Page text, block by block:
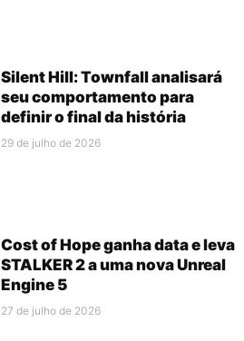
Silent Hill: Townfall analisará
seu comportamento para
definir o final da história
29 de julho de 2026
Cost of Hope ganha data e leva
STALKER 2 a uma nova Unreal
Engine 5
27 de julho de 2026